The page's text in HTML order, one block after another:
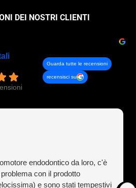
DEI NOSTRI CLIENTI
Guarda tutte le recensioni
recensisci su
endodontico da loro, c'è
con il prodotto
e sono stati tempestivi